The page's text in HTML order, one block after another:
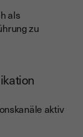
als
zu
aktiv